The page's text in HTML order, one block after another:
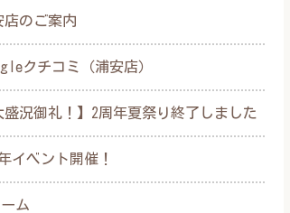
店のご案内
クチコミ（浦安店）
盛況御礼！】2周年夏祭り終了しました
イベント開催！
ム